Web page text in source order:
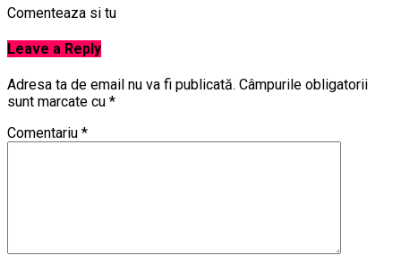
Comenteaza si tu
Leave a Reply
Adresa ta de email nu va fi publicată. Câmpurile obligatorii
sunt marcate cu *
Comentariu *